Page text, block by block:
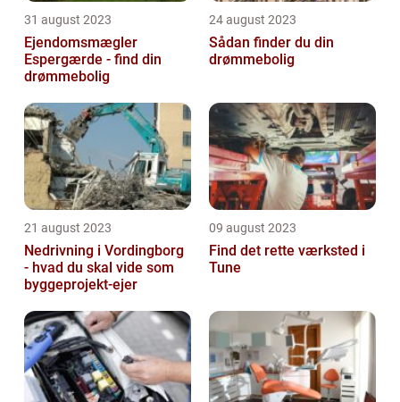
31 august 2023
Ejendomsmægler
Espergærde - find din
drømmebolig
24 august 2023
Sådan finder du din
drømmebolig
21 august 2023
Nedrivning i Vordingborg
- hvad du skal vide som
byggeprojekt-ejer
09 august 2023
Find det rette værksted i
Tune